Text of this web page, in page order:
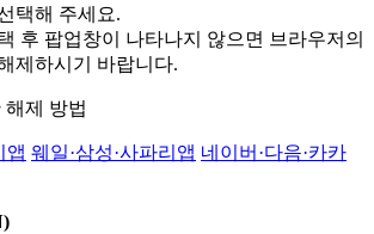
택해 주세요.
후 팝업창이 나타나지 않으면 브라우저의
제하시기 바랍니다.
제 방법
앱 웨일·삼성·사파리앱 네이버·다음·카카